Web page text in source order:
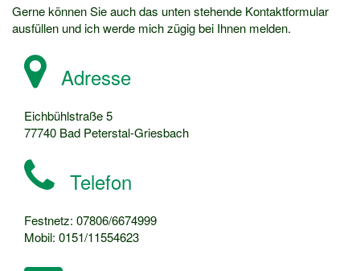
Gerne können Sie auch das unten stehende Kontaktformular
ausfüllen und ich werde mich zügig bei Ihnen melden.
Adresse
Eichbühlstraße 5
77740 Bad Peterstal-Griesbach
Telefon
Festnetz: 07806/6674999
Mobil: 0151/11554623